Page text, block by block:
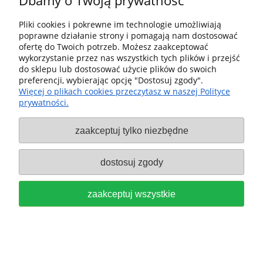
491077
389,00 zł
do koszyka
Pomoc
Pliki cookies i pokrewne im technologie umożliwiają
poprawne działanie strony i pomagają nam dostosować
ofertę do Twoich potrzeb. Możesz zaakceptować
wykorzystanie przez nas wszystkich tych plików i przejść
do sklepu lub dostosować użycie plików do swoich
preferencji, wybierając opcję "Dostosuj zgody".
Więcej o plikach cookies przeczytasz w naszej Polityce
prywatności.
zaakceptuj tylko niezbędne
dostosuj zgody
zaakceptuj wszystkie